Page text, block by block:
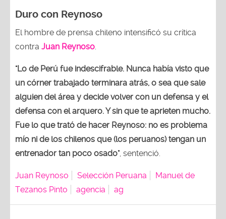
Duro con Reynoso
El hombre de prensa chileno intensificó su crítica
contra Juan Reynoso.
"Lo de Perú fue indescifrable. Nunca había visto que
un córner trabajado terminara atrás, o sea que sale
alguien del área y decide volver con un defensa y el
defensa con el arquero. Y sin que te aprieten mucho.
Fue lo que trató de hacer Reynoso: no es problema
mío ni de los chilenos que (los peruanos) tengan un
entrenador tan poco osado", sentenció.
Juan Reynoso Selección Peruana
Manuel de
Tezanos Pinto
agencia ag